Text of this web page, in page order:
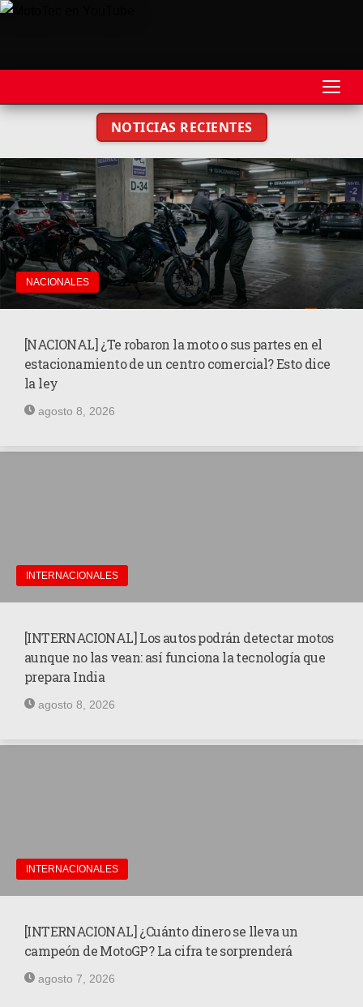
MOTOS
MOTOVELOCIDAD
MOTOGP
MOTOCROSS
MINICROSS
HARD ENDURO
SUPERCROSS
CROSS COUNTRY
MOBIL
GUÍA DE PRECIOS
MOTOS HONDA PERÚ
MOTOS ZONGSHEN PERÚ
NOTICIAS RECIENTES
NACIONALES
[NACIONAL] ¿Te robaron la moto o sus partes en el
estacionamiento de un centro comercial? Esto dice
la ley
agosto 8, 2026
INTERNACIONALES
[INTERNACIONAL] Los autos podrán detectar motos
aunque no las vean: así funciona la tecnología que
prepara India
agosto 8, 2026
INTERNACIONALES
[INTERNACIONAL] ¿Cuánto dinero se lleva un
campeón de MotoGP? La cifra te sorprenderá
agosto 7, 2026